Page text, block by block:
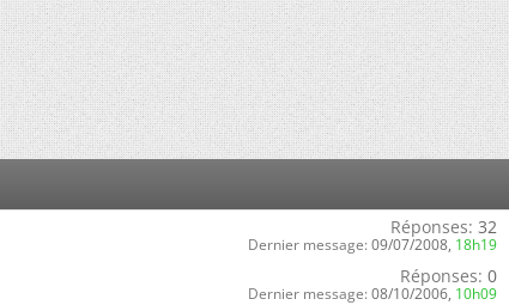
Réponses: 32
Dernier message: 09/07/2008, 18h19
Réponses: 0
Dernier message: 08/10/2006, 10h09